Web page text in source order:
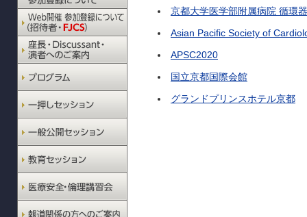
京都大学医学部附属病院 循環
Asian Pacific Society of
APSC2020
国立京都国際会館
グランドプリンスホテル京都